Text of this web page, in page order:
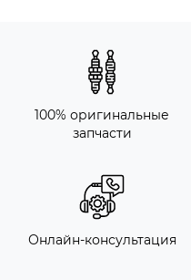
100% оригинальные
запчасти
Онлайн-консультация